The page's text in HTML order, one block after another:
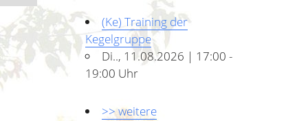
(Ke) Training der
Kegelgruppe
Di.., 11.08.2026 | 17:00 -
19:00 Uhr
>> weitere